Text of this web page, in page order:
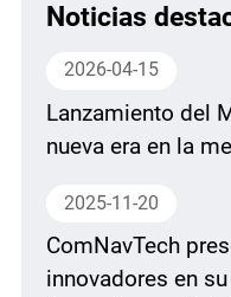
Noticias
2026-04-15
Lanzamiento del
nueva era en la
2025-11-20
ComNavTech
innovadores en